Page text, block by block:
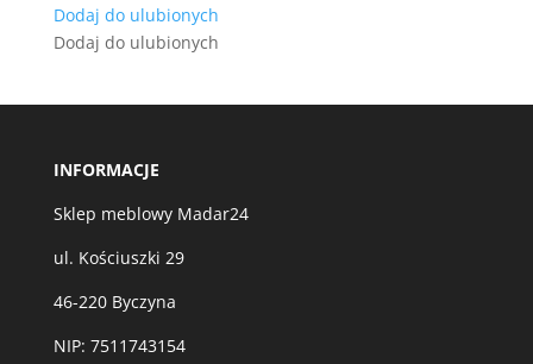
cena
wynosiła:
Dodaj do ulubionych
Dodaj do ulubionych
INFORMACJE
Sklep meblowy Madar24
ul. Kościuszki 29
46-220 Byczyna
NIP: 7511743154